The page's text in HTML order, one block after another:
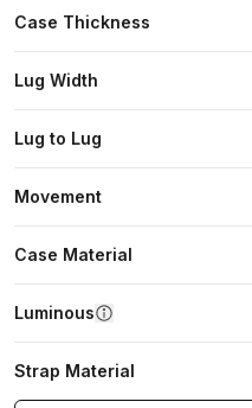
Case Thickness
Lug Width
Lug to Lug
Movement
Case Material
Luminous
Strap Material